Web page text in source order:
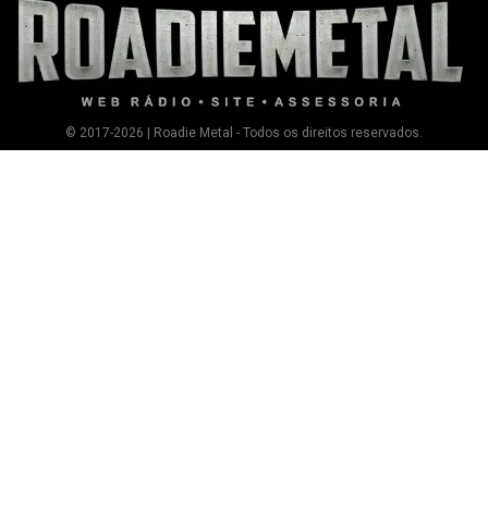
© 2017-2026 | Roadie Metal - Todos os direitos reservados.